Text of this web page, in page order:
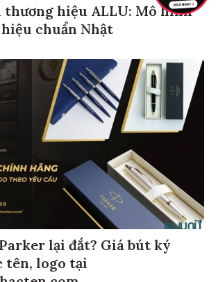
thương hiệu ALLU: Mô hình
chuẩn Nhật
lại đắt? Giá bút ký
tên, logo tại